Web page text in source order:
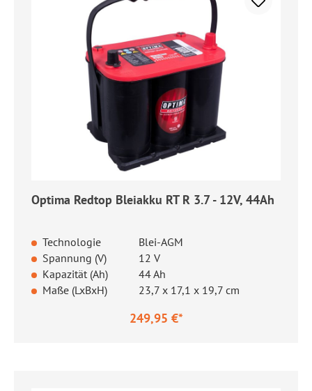
Optima Redtop Bleiakku RT R 3.7 - 12V, 44Ah
Technologie
Blei-AGM
Spannung (V)
12 V
Kapazität (Ah)
44 Ah
Maße (LxBxH)
23,7 x 17,1 x 19,7 cm
249,95 €*